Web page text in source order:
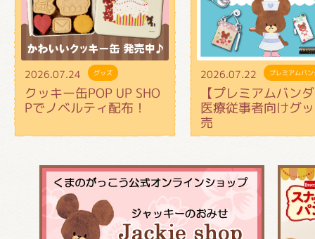
2026.07.24 グッズ
クッキー缶POP UP SHO
Pでノベルティ配布！
2026.07.22 プレミアムバ
【プレミアムバン
医療従事者向けグ
売